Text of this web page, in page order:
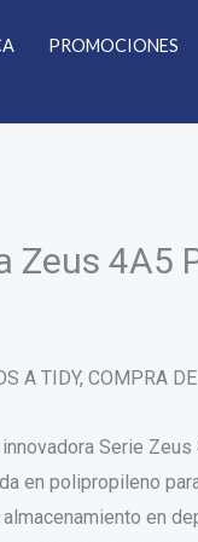
PROMOCIONES
Zeus 4A5
A TIDY, COMPRA
Serie
en polipropileno
en